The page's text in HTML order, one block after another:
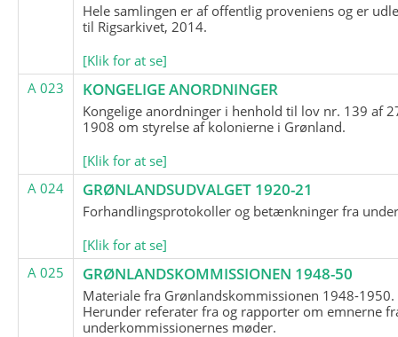
Hele samlingen er af offentlig proveniens og er
til Rigsarkivet, 2014.
[Klik for at se]
A 023
KONGELIGE ANORDNINGER
Kongelige anordninger i henhold til lov nr. 139 af
1908 om styrelse af kolonierne i Grønland.
[Klik for at se]
A 024
GRØNLANDSUDVALGET 1920-21
Forhandlingsprotokoller og betænkninger fra
[Klik for at se]
A 025
GRØNLANDSKOMMISSIONEN 1948-50
Materiale fra Grønlandskommissionen 1948-1950.
Herunder referater fra og rapporter om emnerne
underkommissionernes møder.